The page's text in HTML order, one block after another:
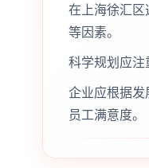
在上海徐汇
等因素。
科学规划应注
企业应根据
员工满意度。